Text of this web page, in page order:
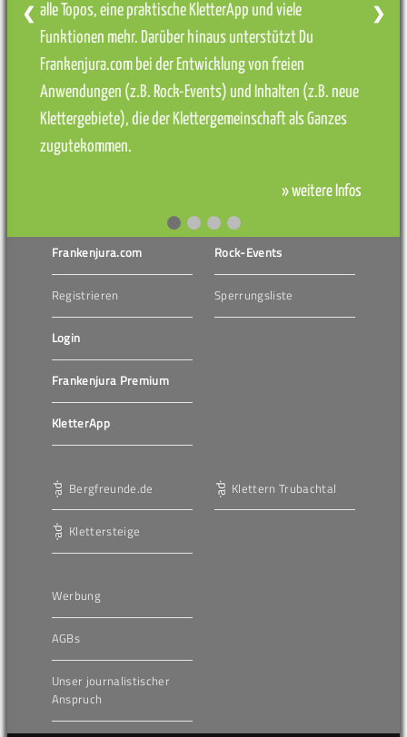
alle Topos, eine praktische KletterApp und viele
Funktionen mehr. Darüber hinaus unterstützt Du
Frankenjura.com bei der Entwicklung von freien
Anwendungen (z.B. Rock-Events) und Inhalten (z.B. neue
Klettergebiete), die der Klettergemeinschaft als Ganzes
zugutekommen.
» weitere Infos
❮ ❯
Frankenjura.com
Registrieren
Login
Frankenjura Premium
KletterApp
Rock-Events
Sperrungsliste
Bergfreunde.de
Klettersteige
Klettern Trubachtal
Werbung
AGBs
Unser journalistischer
Anspruch